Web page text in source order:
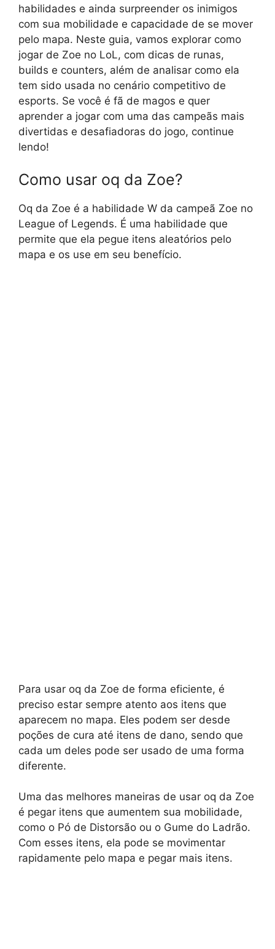
habilidades e ainda surpreender os inimigos
com sua mobilidade e capacidade de se mover
pelo mapa. Neste guia, vamos explorar como
jogar de Zoe no LoL, com dicas de runas,
builds e counters, além de analisar como ela
tem sido usada no cenário competitivo de
esports. Se você é fã de magos e quer
aprender a jogar com uma das campeãs mais
divertidas e desafiadoras do jogo, continue
lendo!
Como usar oq da Zoe?
Oq da Zoe é a habilidade W da campeã Zoe no
League of Legends. É uma habilidade que
permite que ela pegue itens aleatórios pelo
mapa e os use em seu benefício.
Para usar oq da Zoe de forma eficiente, é
preciso estar sempre atento aos itens que
aparecem no mapa. Eles podem ser desde
poções de cura até itens de dano, sendo que
cada um deles pode ser usado de uma forma
diferente.
Uma das melhores maneiras de usar oq da Zoe
é pegar itens que aumentem sua mobilidade,
como o Pó de Distorsão ou o Gume do Ladrão.
Com esses itens, ela pode se movimentar
rapidamente pelo mapa e pegar mais itens.